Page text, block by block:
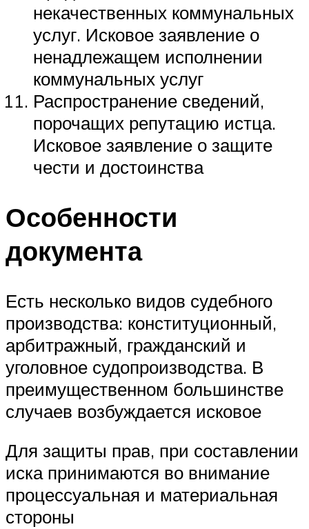
некачественных коммунальных
услуг. Исковое заявление о
ненадлежащем исполнении
коммунальных услуг
Распространение сведений,
порочащих репутацию истца.
Исковое заявление о защите
чести и достоинства
Особенности
документа
Есть несколько видов судебного
производства: конституционный,
арбитражный, гражданский и
уголовное судопроизводства. В
преимущественном большинстве
случаев возбуждается исковое
Для защиты прав, при составлении
иска принимаются во внимание
процессуальная и материальная
стороны